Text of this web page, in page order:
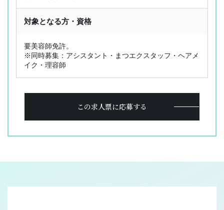
お仕事の流れ
登録フォーム
コラム
3分でわかるOL型美容師派遣
ヘアメイク特集
運営会社 プライバシーポリシー
対象となる方・資格
要美容師免許。
※同時募集：アシスタント・まつエクスタッフ・ヘアメ
イク・理容師
この求人票に応募する